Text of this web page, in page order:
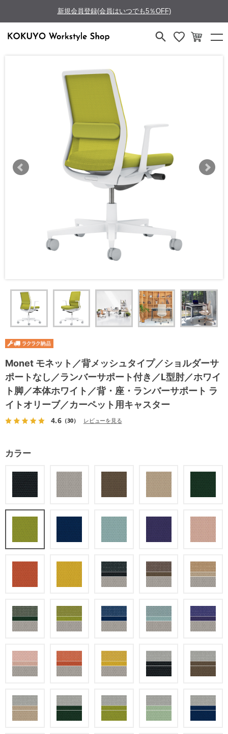
新規会員登録(会員はいつでも5％OFF)
Monet モネット／背メッシュタイプ／ショルダーサ
ポートなし／ランバーサポート付き／L型肘／ホワイ
ト脚／本体ホワイト／背・座・ランバーサポート ラ
イトオリーブ／カーペット用キャスター
4.6（30） レビューを見る
カラー